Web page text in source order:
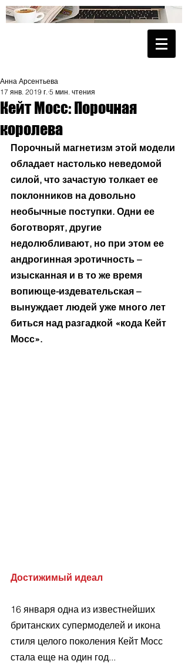
Кейт Мосс: Порочная
королева
Анна Арсентьева
17 янв. 2019 г. 5 мин. чтения
Порочный магнетизм этой модели
обладает настолько неведомой
силой, что зачастую толкает ее
поклонников на довольно
необычные поступки. Одни ее
боготворят, другие
недолюбливают, но при этом ее
андрогинная эротичность –
изысканная и в то же время
вопиюще-издевательская –
вынуждает людей уже много лет
биться над разгадкой «кода Кейт
Мосс».
Достижимый идеал
16 января одна из известнейших
британских супермоделей и икона
стиля целого поколения Кейт Мосс
стала еще на один год...